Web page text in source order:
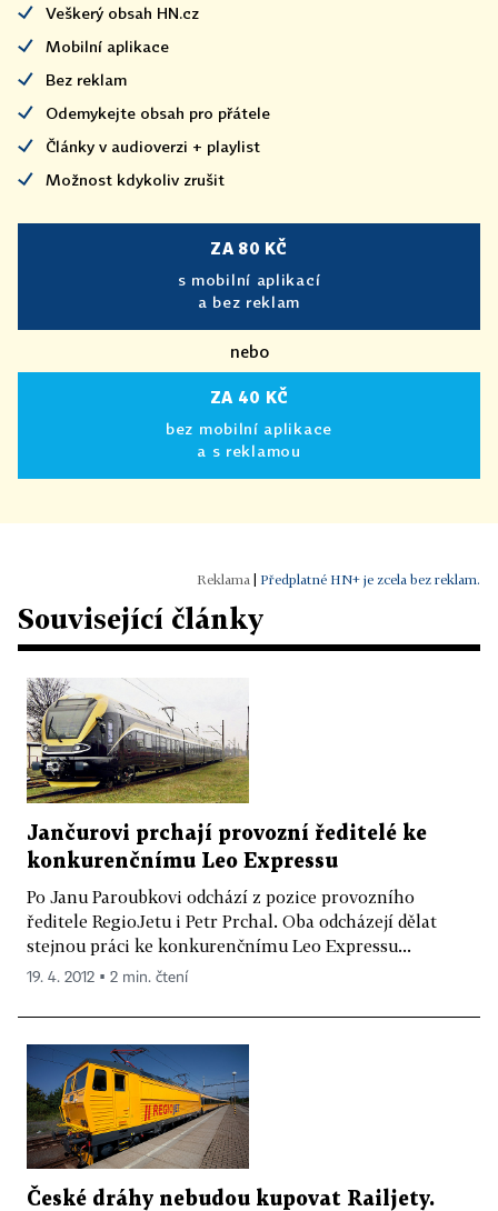
Veškerý obsah HN.cz
Mobilní aplikace
Bez reklam
Odemykejte obsah pro přátele
Články v audioverzi + playlist
Možnost kdykoliv zrušit
ZA 80 KČ
s mobilní aplikací
a bez reklam
nebo
ZA 40 KČ
bez mobilní aplikace
a s reklamou
Předplatné HN+ je zcela bez reklam.
Související články
Jančurovi prchají provozní ředitelé ke
konkurenčnímu Leo Expressu
Po Janu Paroubkovi odchází z pozice provozního
ředitele RegioJetu i Petr Prchal. Oba odcházejí dělat
stejnou práci ke konkurenčnímu Leo Expressu...
19. 4. 2012 ▪ 2 min. čtení
České dráhy nebudou kupovat Railjety.